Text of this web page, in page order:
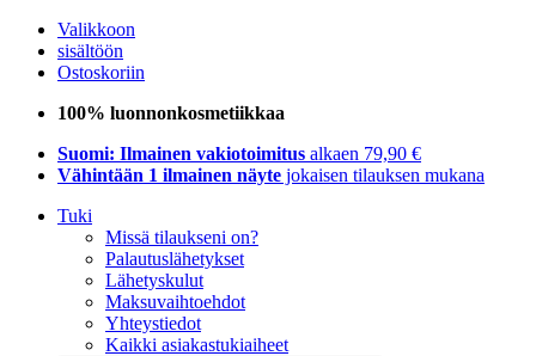
Valikkoon
sisältöön
Ostoskoriin
100% luonnonkosmetiikkaa
Suomi: Ilmainen vakiotoimitus alkaen 79,90 €
Vähintään 1 ilmainen näyte jokaisen tilauksen mukana
Tuki
Missä tilaukseni on?
Palautuslähetykset
Lähetyskulut
Maksuvaihtoehdot
Yhteystiedot
Kaikki asiakastukiaiheet